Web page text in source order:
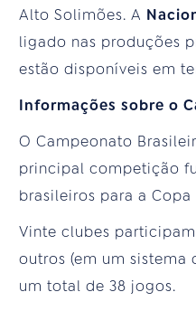
Alto Solimões. A
ligado nas produções
estão disponíveis em
Informações sobre o
O Campeonato
principal competição
brasileiros para a
Vinte clubes
outros (em um sistema
um total de 38 jogos.